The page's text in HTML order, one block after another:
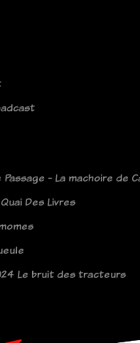
- La machoire de
Des Livres
Le bruit des tracteurs